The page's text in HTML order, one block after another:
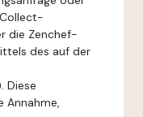
die Zenchef-
des auf der
Diese
Annahme,